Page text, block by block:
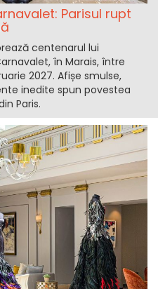
Parisul rupt
centenarul lui
în Marais, între
2027. Afișe smulse,
inedite spun povestea
Paris.